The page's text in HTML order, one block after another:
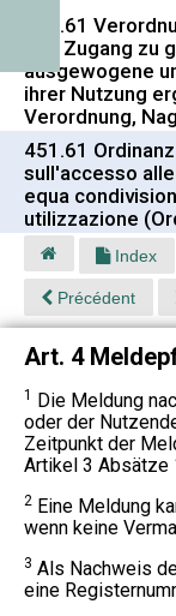
451.61
den Zugang zu
ausgewogene
ihrer Nutzung
Verordnung,
451.61
sull'accesso
equa
utilizzazione
Index
Précédent
Art. 4
1 Die Meldung
oder der
Zeitpunkt der
Artikel 3 Absätze
2 Eine Meldung
wenn keine
3 Als Nachweis
eine